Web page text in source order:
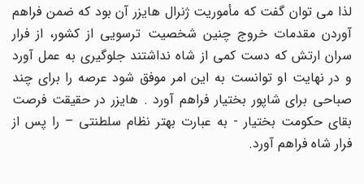
لذا می توان گفت که مأموریت ژنرال هایزر آن بود که ضمن فراهم
آوردن مقدمات خروج چنین شخصیت ترسویی از کشور، از فرار
سران ارتش که دست کمی از شاه نداشتند جلوگیری به عمل آورد
و در نهایت او توانست به این امر موفق شود عرصه را برای چند
صباحی برای شاپور بختیار فراهم آورد . هایزر در حقیقت فرصت
بقای حکومت بختیار - به عبارت بهتر نظام سلطنتی – را پس از
فرار شاه فراهم آورد.